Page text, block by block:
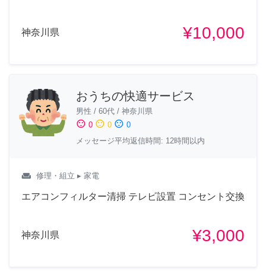
神奈川県 ¥10,000
おうちの快適サービス
男性 / 60代 / 神奈川県
sentiment_satisfied 0 sentiment_neutral 0 sentiment_dissatisfied 0
メッセージ平均返信時間: 12時間以内
weekend 修理・組立 ▸ 家電
エアコンフィルター清掃 テレビ設置 コンセント交換
神奈川県 ¥3,000